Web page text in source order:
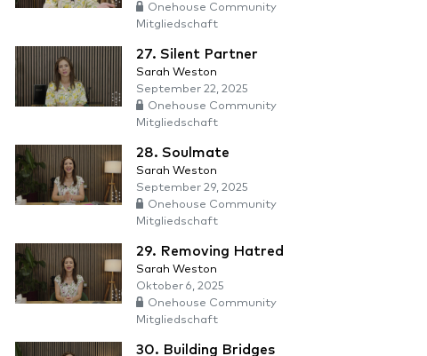
Onehouse Community
Mitgliedschaft
27. Silent Partner
Sarah Weston
September 22, 2025
Onehouse Community
Mitgliedschaft
28. Soulmate
Sarah Weston
September 29, 2025
Onehouse Community
Mitgliedschaft
29. Removing Hatred
Sarah Weston
Oktober 6, 2025
Onehouse Community
Mitgliedschaft
30. Building Bridges